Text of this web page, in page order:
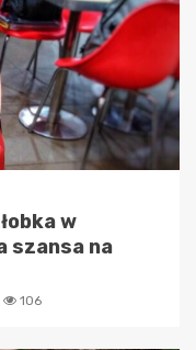
w
szansa na
106